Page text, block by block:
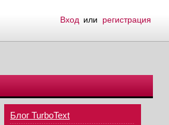
Вход или регистрация
Блог TurboText